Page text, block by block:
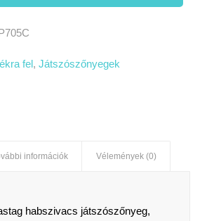
fel, Játszószőnyegek
információk Vélemények (0)
habszivacs játszószőnyeg,